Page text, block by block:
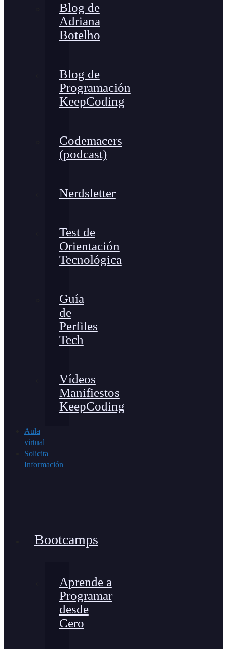
Blog de
Adriana
Botelho
Blog de
Programación
KeepCoding
Codemacers
(podcast)
Nerdsletter
Test de
Orientación
Tecnológica
Guía
de
Perfiles
Tech
Vídeos
Manifiestos
KeepCoding
Aula
virtual
Solicita
Información
Bootcamps
Aprende a
Programar
desde
Cero